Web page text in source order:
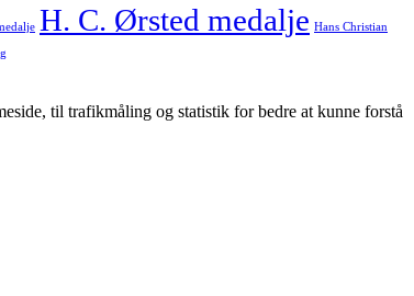
H. C. Ørsted medalje Hans Christian
til trafikmåling og statistik for bedre at kunne forstå